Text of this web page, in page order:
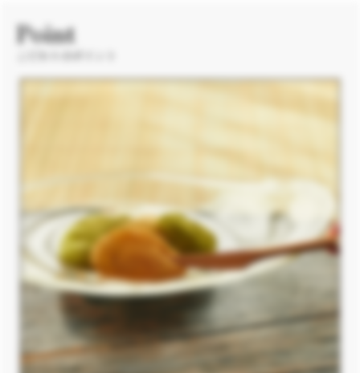
Point